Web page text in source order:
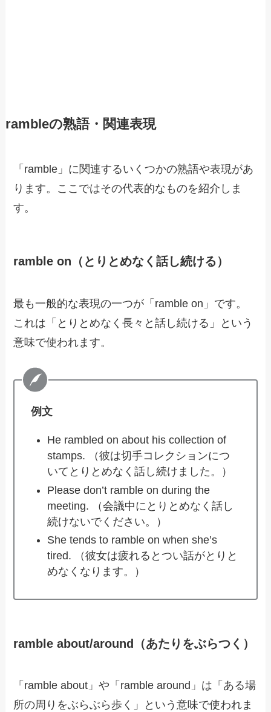
rambleの熟語・関連表現
「ramble」に関連するいくつかの熟語や表現があ
ります。ここではその代表的なものを紹介しま
す。
ramble on（とりとめなく話し続ける）
最も一般的な表現の一つが「ramble on」です。
これは「とりとめなく長々と話し続ける」という
意味で使われます。
例文
He rambled on about his collection of
stamps. （彼は切手コレクションにつ
いてとりとめなく話し続けました。）
Please don’t ramble on during the
meeting. （会議中にとりとめなく話し
続けないでください。）
She tends to ramble on when she’s
tired. （彼女は疲れるとつい話がとりと
めなくなります。）
ramble about/around（あたりをぶらつく）
「ramble about」や「ramble around」は「ある場
所の周りをぶらぶら歩く」という意味で使われま